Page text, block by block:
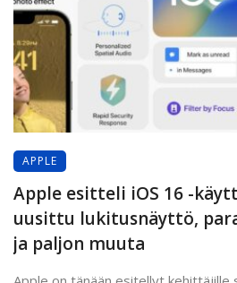
APPLE
Apple esitteli iOS 16 -
uusittu lukitusnäyttö,
ja paljon muuta